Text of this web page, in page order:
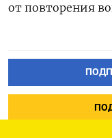
от повторения